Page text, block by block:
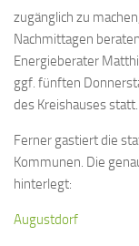
zugänglich zu
Nachmittagen
Energieberater
ggf. fünften
des Kreishauses
Ferner gastiert die
Kommunen. Die
hinterlegt:
Augustdorf